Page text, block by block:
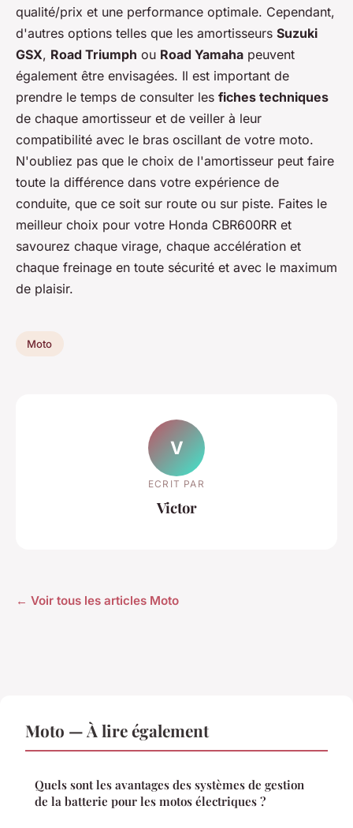
qualité/prix et une performance optimale. Cependant,
d'autres options telles que les amortisseurs Suzuki
GSX, Road Triumph ou Road Yamaha peuvent
également être envisagées. Il est important de
prendre le temps de consulter les fiches techniques
de chaque amortisseur et de veiller à leur
compatibilité avec le bras oscillant de votre moto.
N'oubliez pas que le choix de l'amortisseur peut faire
toute la différence dans votre expérience de
conduite, que ce soit sur route ou sur piste. Faites le
meilleur choix pour votre Honda CBR600RR et
savourez chaque virage, chaque accélération et
chaque freinage en toute sécurité et avec le maximum
de plaisir.
Moto
V
ECRIT PAR
Victor
← Voir tous les articles Moto
Moto — À lire également
Quels sont les avantages des systèmes de gestion
de la batterie pour les motos électriques ?